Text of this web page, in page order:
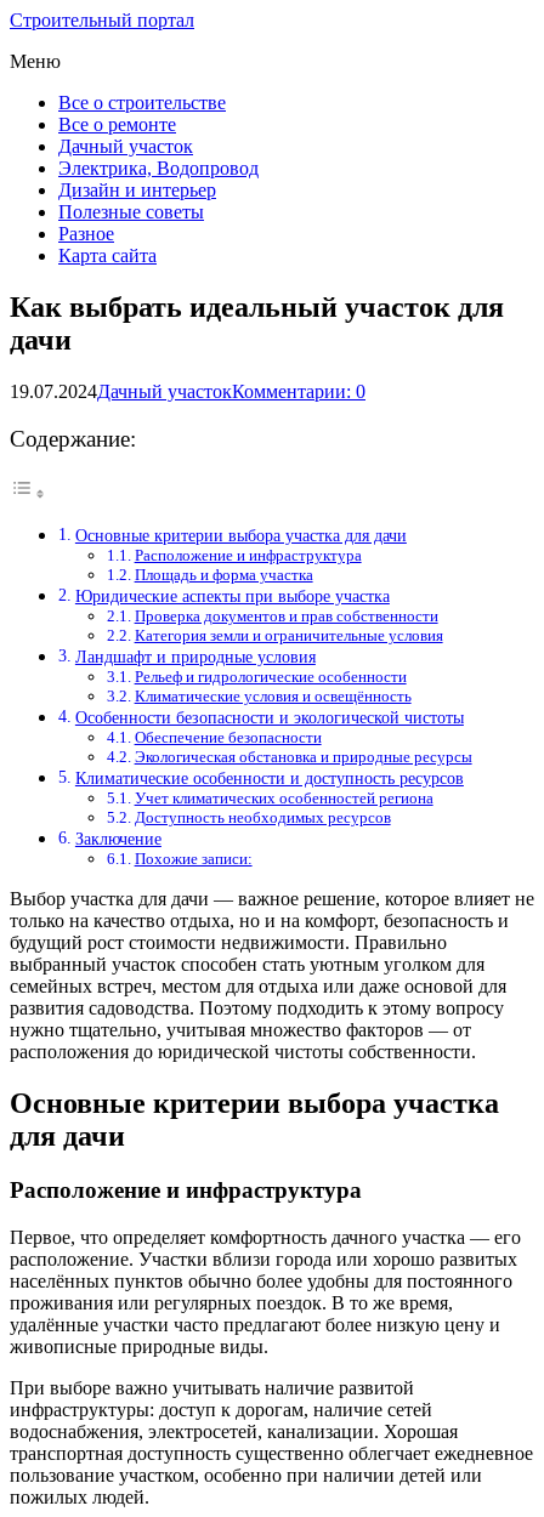
Строительный портал
Меню
Все о строительстве
Все о ремонте
Дачный участок
Электрика, Водопровод
Дизайн и интерьер
Полезные советы
Разное
Карта сайта
Как выбрать идеальный участок для
дачи
19.07.2024Дачный участокКомментарии: 0
Содержание:
Основные критерии выбора участка для дачи
Расположение и инфраструктура
Площадь и форма участка
Юридические аспекты при выборе участка
Проверка документов и прав собственности
Категория земли и ограничительные условия
Ландшафт и природные условия
Рельеф и гидрологические особенности
Климатические условия и освещённость
Особенности безопасности и экологической чистоты
Обеспечение безопасности
Экологическая обстановка и природные ресурсы
Климатические особенности и доступность ресурсов
Учет климатических особенностей региона
Доступность необходимых ресурсов
Заключение
Похожие записи:
Выбор участка для дачи — важное решение, которое влияет не
только на качество отдыха, но и на комфорт, безопасность и
будущий рост стоимости недвижимости. Правильно
выбранный участок способен стать уютным уголком для
семейных встреч, местом для отдыха или даже основой для
развития садоводства. Поэтому подходить к этому вопросу
нужно тщательно, учитывая множество факторов — от
расположения до юридической чистоты собственности.
Основные критерии выбора участка
для дачи
Расположение и инфраструктура
Первое, что определяет комфортность дачного участка — его
расположение. Участки вблизи города или хорошо развитых
населённых пунктов обычно более удобны для постоянного
проживания или регулярных поездок. В то же время,
удалённые участки часто предлагают более низкую цену и
живописные природные виды.
При выборе важно учитывать наличие развитой
инфраструктуры: доступ к дорогам, наличие сетей
водоснабжения, электросетей, канализации. Хорошая
транспортная доступность существенно облегчает ежедневное
пользование участком, особенно при наличии детей или
пожилых людей.